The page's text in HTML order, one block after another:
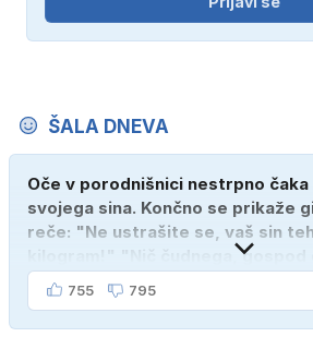
ŠALA DNEVA
Oče v porodnišnici nestrpno
svojega sina. Končno se prikaže
reče: "Ne ustrašite se, vaš sin
kilogram!" "Nič čudnega, gospod
ženo poznava šele tri mesece."
755 795